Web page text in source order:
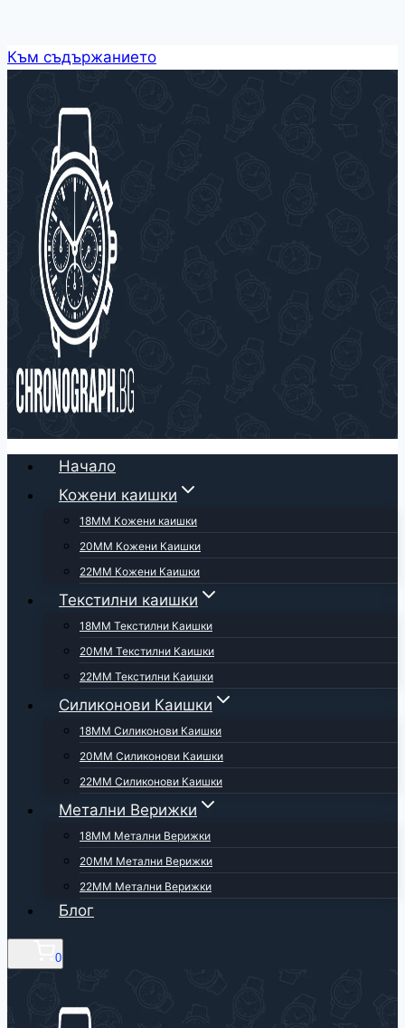
Към съдържанието
Начало
Кожени каишки
18ММ Кожени каишки
20ММ Кожени Каишки
22ММ Кожени Каишки
Текстилни каишки
18ММ Текстилни Каишки
20ММ Текстилни Каишки
22ММ Текстилни Каишки
Силиконови Каишки
18ММ Силиконови Каишки
20ММ Силиконови Каишки
22ММ Силиконови Каишки
Метални Верижки
18ММ Метални Верижки
20ММ Метални Верижки
22ММ Метални Верижки
Блог
0